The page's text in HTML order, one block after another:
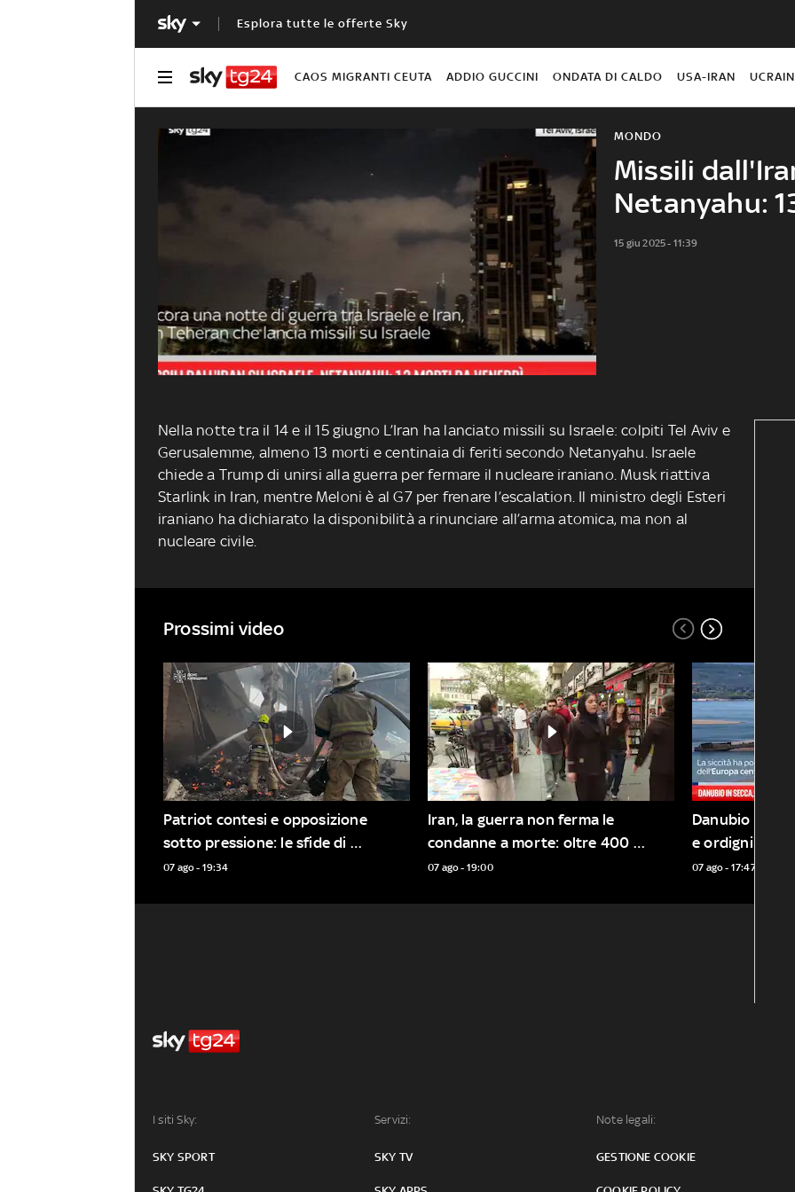
Esplora tutte le offerte Sky
CAOS MIGRANTI CEUTA ADDIO GUCCINI ONDATA DI CALDO USA-IRAN
Missili
Netanyahu:
MONDO
15 giu 2025 - 11:39
Nella notte tra il 14 e il 15 giugno L’Iran ha lanciato missili su Israele: colpiti Tel Aviv e
Gerusalemme, almeno 13 morti e centinaia di feriti secondo Netanyahu. Israele
chiede a Trump di unirsi alla guerra per fermare il nucleare iraniano. Musk riattiva
Starlink in Iran, mentre Meloni è al G7 per frenare l’escalation. Il ministro degli Esteri
iraniano ha dichiarato la disponibilità a rinunciare all’arma atomica, ma non al
nucleare civile.
Prossimi video
Patriot contesi e opposizione
sotto pressione: le sfide di
Zelensky e Putin
07 ago - 19:34
Iran, la guerra non ferma le
condanne a morte: oltre 400
esecuzioni nel 2026
07 ago - 19:00
Danubio in
e ordigni bellici
07 ago - 17:47
I siti Sky:
SKY SPORT
Servizi:
SKY TV
Note legali:
GESTIONE COOKIE